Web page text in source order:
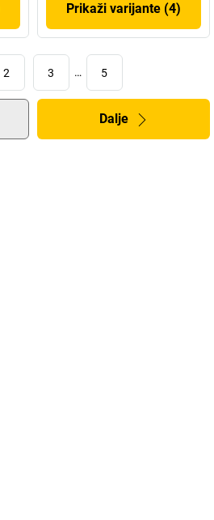
Prikaži varijante (4)
2 3 … 5
Dalje